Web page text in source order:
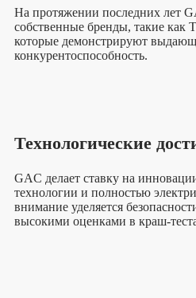
На протяжении последних лет
собственные бренды, такие как
которые демонстрируют
конкурентоспособность.
Технологические
GAC делает ставку на
технологии и полностью
внимание уделяется
высокими оценками в краш-